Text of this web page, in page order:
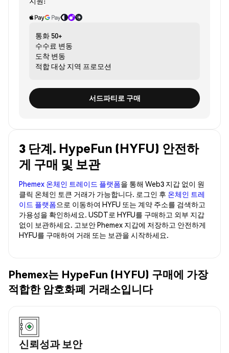
통화 50+
수수료 변동
도착 변동
적합 대상 지역 프로모션
서드파티로 구매
3 단계. HypeFun (HYFU) 안전하
게 구매 및 보관
Phemex 온체인 트레이드 플랫폼을 통해 Web3 지갑 없이 원
클릭 온체인 토큰 거래가 가능합니다. 로그인 후 온체인 트레
이드 플랫폼으로 이동하여 HYFU 또는 계약 주소를 검색하고
가용성을 확인하세요. USDT로 HYFU를 구매하고 외부 지갑
없이 보관하세요. 고보안 Phemex 지갑에 저장하고 안전하게
HYFU를 구매하여 거래 또는 보관을 시작하세요.
Phemex는 HypeFun (HYFU) 구매에 가장
적합한 암호화폐 거래소입니다
신뢰성과 보안